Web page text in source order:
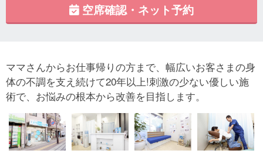
空席確認・ネット予約
ママさんからお仕事帰りの方まで、幅広いお客さまの身
体の不調を支え続けて20年以上!刺激の少ない優しい施
術で、お悩みの根本から改善を目指します。